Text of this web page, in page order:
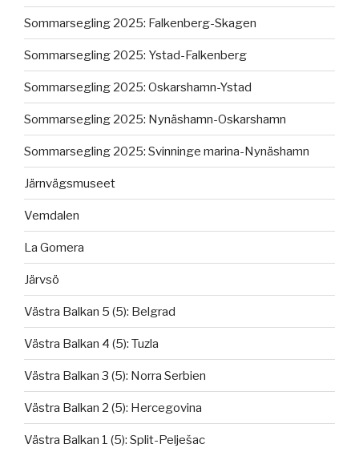
Sommarsegling 2025: Falkenberg-Skagen
Sommarsegling 2025: Ystad-Falkenberg
Sommarsegling 2025: Oskarshamn-Ystad
Sommarsegling 2025: Nynäshamn-Oskarshamn
Sommarsegling 2025: Svinninge marina-Nynäshamn
Järnvägsmuseet
Vemdalen
La Gomera
Järvsö
Västra Balkan 5 (5): Belgrad
Västra Balkan 4 (5): Tuzla
Västra Balkan 3 (5): Norra Serbien
Västra Balkan 2 (5): Hercegovina
Västra Balkan 1 (5): Split-Pelješac